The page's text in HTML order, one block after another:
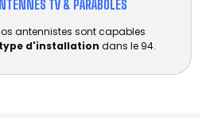
TV & PARABOLES
antennistes sont capables
d'installation dans le 94.